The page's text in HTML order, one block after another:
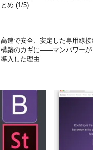
とめ (1/5)
高速で安全、安定した専用線
構築のカギに――マンパワーが
導入した理由